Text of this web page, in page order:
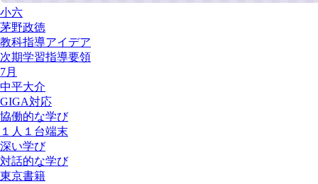
小六
茅野政徳
教科指導アイデア
次期学習指導要領
7月
中平大介
GIGA対応
協働的な学び
１人１台端末
深い学び
対話的な学び
東京書籍